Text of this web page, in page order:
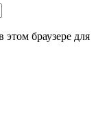
браузере для